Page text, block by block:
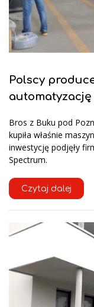
Polscy
automatyzację
Bros z Buku pod
kupiła właśnie
inwestycję podjęły
Spectrum.
Czytaj dalej